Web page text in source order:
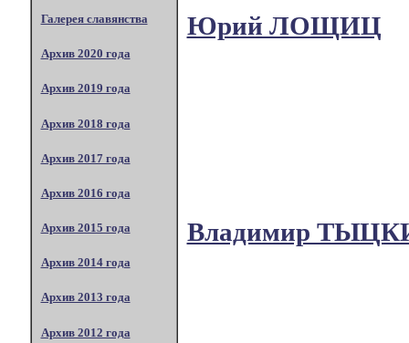
Галерея славянства
Архив 2020 года
Архив 2019 года
Архив 2018 года
Архив 2017 года
Архив 2016 года
Архив 2015 года
Архив 2014 года
Архив 2013 года
Архив 2012 года
Юрий ЛОЩИЦ
Владимир